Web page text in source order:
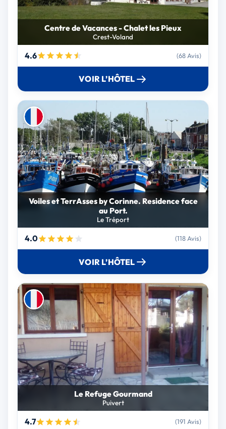
Centre de Vacances - Chalet les Pieux
Crest-Voland
4.6 (68 Avis)
VOIR L’HÔTEL
Voiles et TerrAsses by Corinne. Residence face
au Port.
Le Tréport
4.0 (118 Avis)
VOIR L’HÔTEL
Le Refuge Gourmand
Puivert
4.7 (191 Avis)